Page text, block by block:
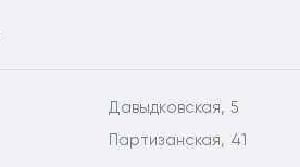
Давыдковская, 5
Партизанская, 41